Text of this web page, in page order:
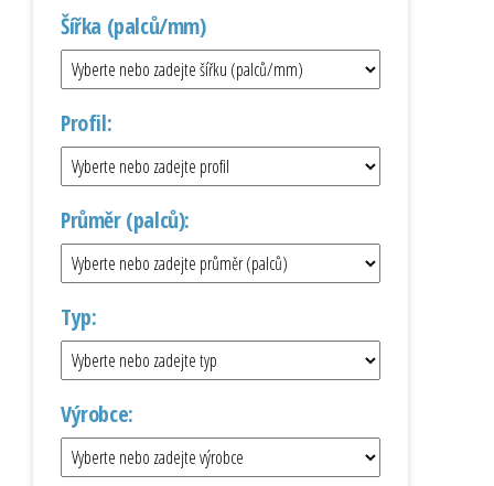
Šířka (palců/mm)
Profil:
Průměr (palců):
Typ:
Výrobce: